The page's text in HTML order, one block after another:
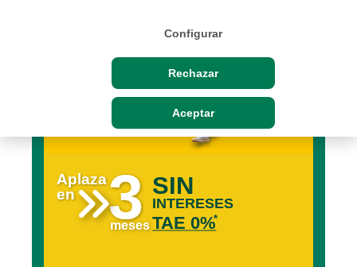
Configurar
Rechazar
Aceptar
TAE 0%*
SIN
INTERESES
meses
Aplaza
en 3
